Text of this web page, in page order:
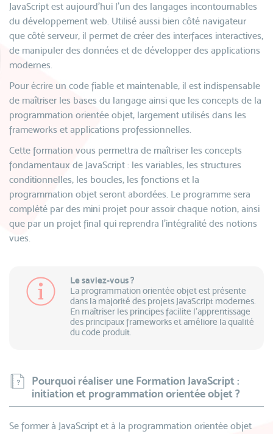
JavaScript est aujourd’hui l’un des langages incontournables
du développement web. Utilisé aussi bien côté navigateur
que côté serveur, il permet de créer des interfaces interactives,
de manipuler des données et de développer des applications
modernes.
Pour écrire un code fiable et maintenable, il est indispensable
de maîtriser les bases du langage ainsi que les concepts de la
programmation orientée objet, largement utilisés dans les
frameworks et applications professionnelles.
Cette formation vous permettra de maîtriser les concepts
fondamentaux de JavaScript : les variables, les structures
conditionnelles, les boucles, les fonctions et la
programmation objet seront abordées. Le programme sera
complété par des mini projet pour assoir chaque notion, ainsi
que par un projet final qui reprendra l'intégralité des notions
vues.
Le saviez-vous ?
La programmation orientée objet est présente
dans la majorité des projets JavaScript modernes.
En maîtriser les principes facilite l’apprentissage
des principaux frameworks et améliore la qualité
du code produit.
Pourquoi réaliser une Formation JavaScript :
initiation et programmation orientée objet ?
Se former à JavaScript et à la programmation orientée objet